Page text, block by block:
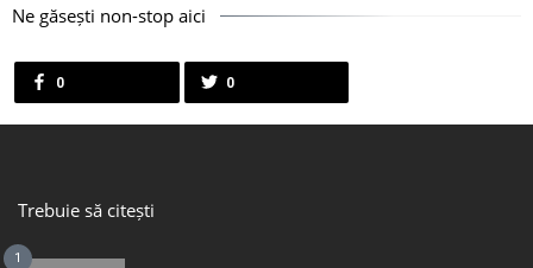
Ne găsești non-stop aici
0 0
Trebuie să citești
1